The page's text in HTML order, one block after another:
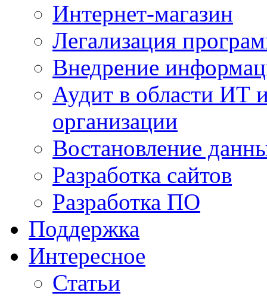
Интернет-магазин
Легализация
Внедрение
Аудит в области ИТ
организации
Востановление
Разработка сайтов
Разработка ПО
Поддержка
Интересное
Статьи